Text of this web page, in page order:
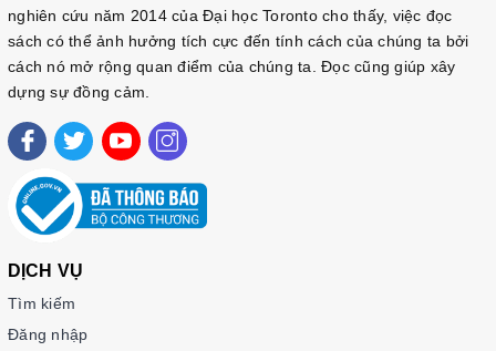
nghiên cứu năm 2014 của Đại học Toronto cho thấy, việc đọc
sách có thể ảnh hưởng tích cực đến tính cách của chúng ta bởi
cách nó mở rộng quan điểm của chúng ta. Đọc cũng giúp xây
dựng sự đồng cảm.
DỊCH VỤ
Tìm kiếm
Đăng nhập